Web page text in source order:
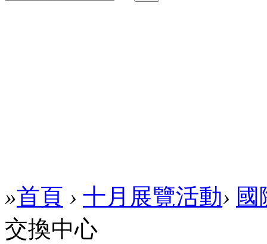
»首頁 › 十月展覽活動› 國
交換中心